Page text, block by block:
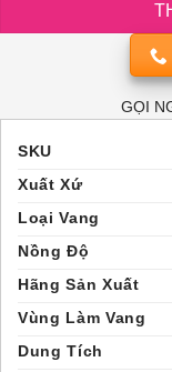
GỌI
SKU
Xuất Xứ
Loại Vang
Nồng Độ
Hãng Sản Xuất
Vùng Làm Vang
Dung Tích